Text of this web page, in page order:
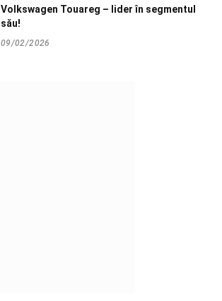
Volkswagen Touareg – lider în segmentul
său!
09/02/2026